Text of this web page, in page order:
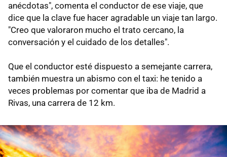
anécdotas", comenta el conductor de ese viaje, que
dice que la clave fue hacer agradable un viaje tan largo.
"Creo que valoraron mucho el trato cercano, la
conversación y el cuidado de los detalles".
Que el conductor esté dispuesto a semejante carrera,
también muestra un abismo con el taxi: he tenido a
veces problemas por comentar que iba de Madrid a
Rivas, una carrera de 12 km.